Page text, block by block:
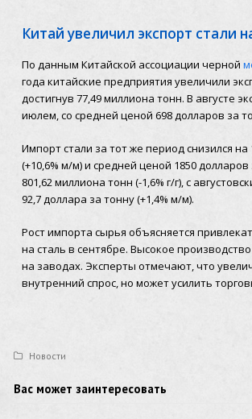
Китай увеличил экспорт стали
По данным Китайской ассоциации черной
года китайские предприятия увеличили
достигнув 77,49 миллиона тонн. В августе
июлем, со средней ценой 698 долларов за
Импорт стали за тот же период снизился
(+10,6% м/м) и средней ценой 1850
801,62 миллиона тонн (-1,6% г/г), с
92,7 доллара за тонну (+1,4% м/м).
Рост импорта сырья объясняется
на сталь в сентябре. Высокое
на заводах. Эксперты отмечают, что
внутренний спрос, но может усилить
Новости
Вас может заинтересовать